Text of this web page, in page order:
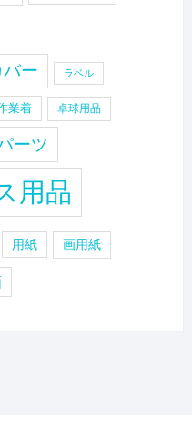
ー ラベル
業着 卓球用品
ーツ
用品
用紙 画用紙